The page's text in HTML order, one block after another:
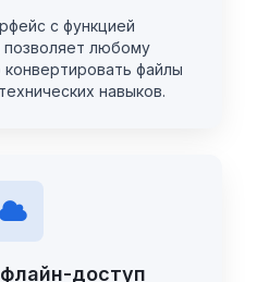
с функцией
позволяет любому
файлы
навыков.
доступ